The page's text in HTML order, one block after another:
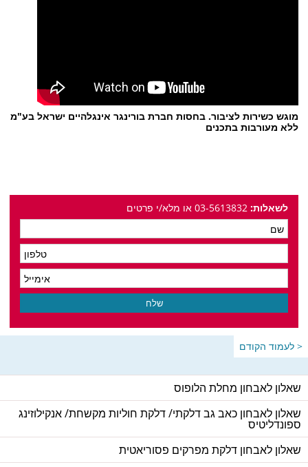
מוגש כשירות לציבור. בחסות חברת בורינגר אינגלהיים ישראל בע"מ
ללא מעורבות בתכנים
לשאלות: 03-5613832 או מלא/י פרטים
< לעמוד הקודם
שאלון לאבחון מחלת הלופוס
שאלון לאבחון כאב גב דלקתי/ דלקת חוליות מקשחת/ אנקילוזינג
ספונדליטיס
שאלון לאבחון דלקת מפרקים פסוריאטית